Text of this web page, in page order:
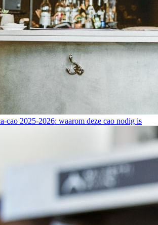
cao 2025-2026: waarom deze cao nodig is